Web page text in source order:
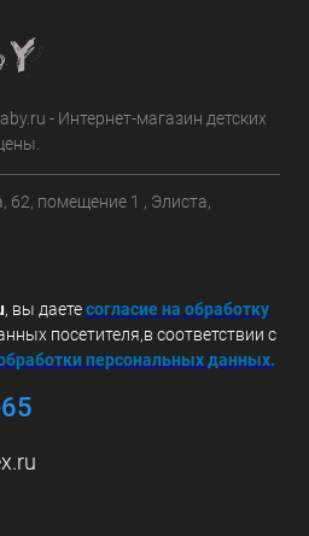
- Интернет-магазин детских
помещение 1 , Элиста,
, вы даетесогласие на обработку
посетителя,в соответствии с
персональных данных.